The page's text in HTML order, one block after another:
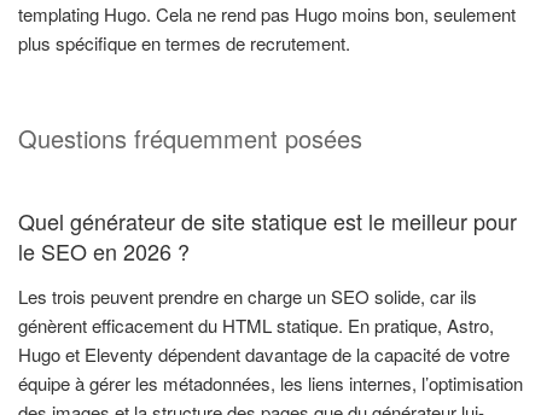
templating Hugo. Cela ne rend pas Hugo moins bon, seulement
plus spécifique en termes de recrutement.
Questions fréquemment posées
Quel générateur de site statique est le meilleur pour
le SEO en 2026 ?
Les trois peuvent prendre en charge un SEO solide, car ils
génèrent efficacement du HTML statique. En pratique, Astro,
Hugo et Eleventy dépendent davantage de la capacité de votre
équipe à gérer les métadonnées, les liens internes, l’optimisation